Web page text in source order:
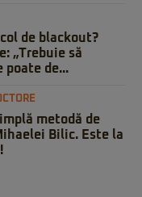
de blackout?
„Trebuie să
poate de...
metodă de
Bilic. Este la